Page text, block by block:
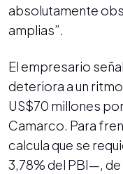
absolutamente
amplias”.
El empresario
deteriora a un
US$70 millones
Camarco. Para
calcula que se
3,78% del PBI—,